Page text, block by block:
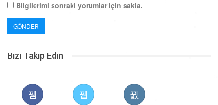
Bilgilerimi sonraki yorumlar için sakla.
Bizi Takip Edin